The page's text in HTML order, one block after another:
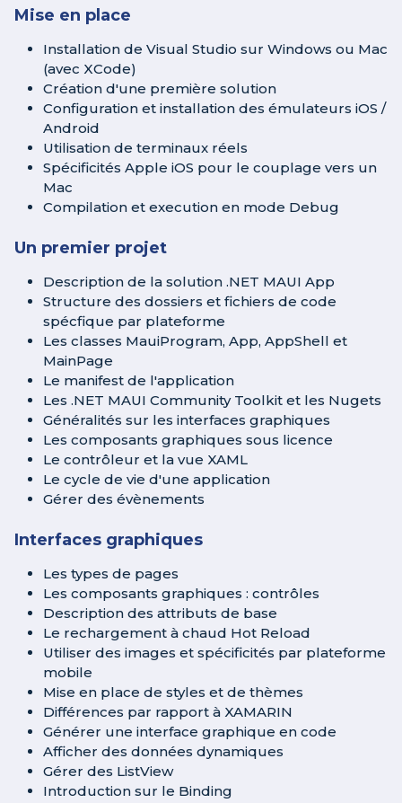
Mise en place
Installation de Visual Studio sur Windows ou Mac
(avec XCode)
Création d'une première solution
Configuration et installation des émulateurs iOS /
Android
Utilisation de terminaux réels
Spécificités Apple iOS pour le couplage vers un
Mac
Compilation et execution en mode Debug
Un premier projet
Description de la solution .NET MAUI App
Structure des dossiers et fichiers de code
spécfique par plateforme
Les classes MauiProgram, App, AppShell et
MainPage
Le manifest de l'application
Les .NET MAUI Community Toolkit et les Nugets
Généralités sur les interfaces graphiques
Les composants graphiques sous licence
Le contrôleur et la vue XAML
Le cycle de vie d'une application
Gérer des évènements
Interfaces graphiques
Les types de pages
Les composants graphiques : contrôles
Description des attributs de base
Le rechargement à chaud Hot Reload
Utiliser des images et spécificités par plateforme
mobile
Mise en place de styles et de thèmes
Différences par rapport à XAMARIN
Générer une interface graphique en code
Afficher des données dynamiques
Gérer des ListView
Introduction sur le Binding